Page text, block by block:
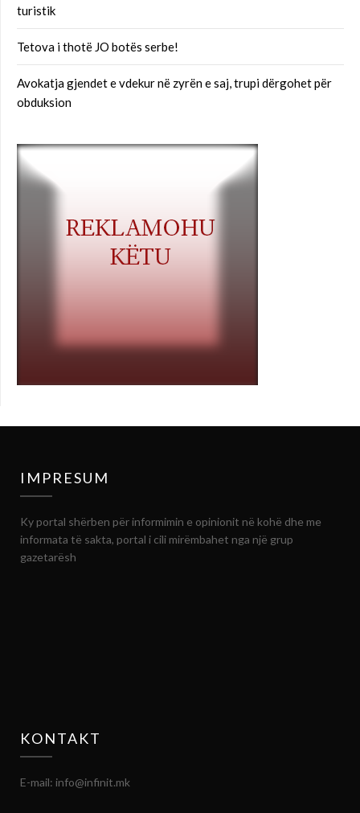
turistik
Tetova i thotë JO botës serbe!
Avokatja gjendet e vdekur në zyrën e saj, trupi dërgohet për
obduksion
IMPRESUM
Ky portal shërben për informimin e opinionit në kohë dhe me
informata të sakta, portal i cili mirëmbahet nga një grup
gazetarësh
KONTAKT
E-mail: info@infinit.mk